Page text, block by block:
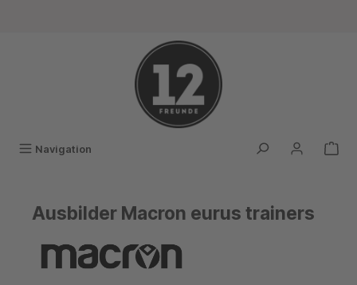
Navigation
Ausbilder Macron eurus trainers